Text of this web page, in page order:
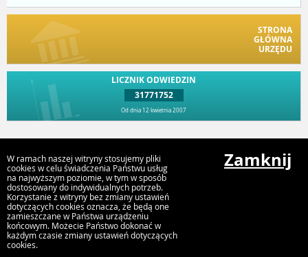
STRONA
GŁÓWNA
URZĘDU
LICZNIK ODWIEDZIN
31771752
Od dnia 12 kwietnia 2007
Urząd Gminy i Miasta Rychwał
Plac Wolności 16, 62-570 Rychwał
W ramach naszej witryny stosujemy pliki
cookies w celu świadczenia Państwu usług
na najwyższym poziomie, w tym w sposób
dostosowany do indywidualnych potrzeb.
Korzystanie z witryny bez zmiany ustawień
dotyczących cookies oznacza, że będą one
zamieszczane w Państwa urządzeniu
końcowym. Możecie Państwo dokonać w
każdym czasie zmiany ustawień dotyczących
cookies.
Zamknij